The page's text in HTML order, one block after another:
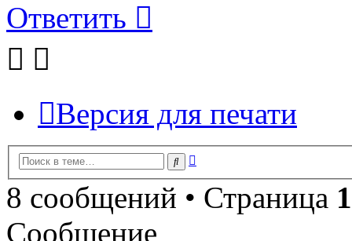
Ответить
Версия для печати
Поиск
8 сообщений • Страница 1
Сообщение